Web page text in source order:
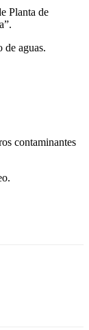
Planta de
aguas.
contaminantes